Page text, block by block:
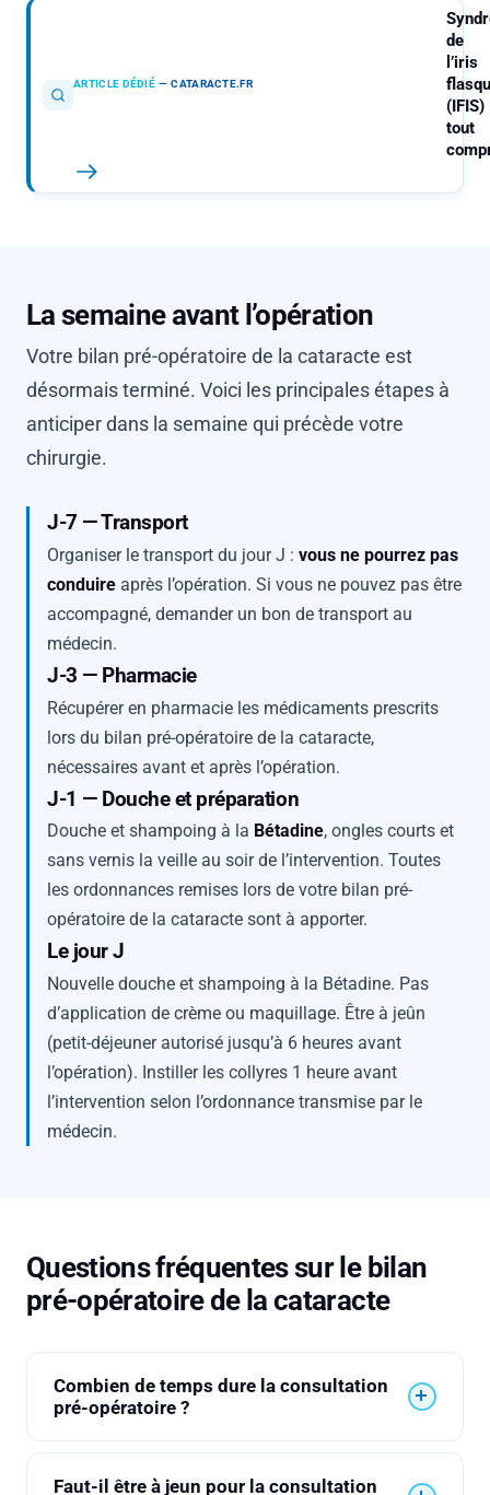
ARTICLE DÉDIÉ — CATARACTE.FR
de
l’iris
(IFIS)
tout
La semaine avant l’opération
Votre bilan pré-opératoire de la cataracte est
désormais terminé. Voici les principales étapes à
anticiper dans la semaine qui précède votre
chirurgie.
J-7 — Transport
Organiser le transport du jour J : vous ne pourrez pas
conduire après l’opération. Si vous ne pouvez pas être
accompagné, demander un bon de transport au
médecin.
J-3 — Pharmacie
Récupérer en pharmacie les médicaments prescrits
lors du bilan pré-opératoire de la cataracte,
nécessaires avant et après l’opération.
J-1 — Douche et préparation
Douche et shampoing à la Bétadine, ongles courts et
sans vernis la veille au soir de l’intervention. Toutes
les ordonnances remises lors de votre bilan pré-
opératoire de la cataracte sont à apporter.
Le jour J
Nouvelle douche et shampoing à la Bétadine. Pas
d’application de crème ou maquillage. Être à jeûn
(petit-déjeuner autorisé jusqu’à 6 heures avant
l’opération). Instiller les collyres 1 heure avant
l’intervention selon l’ordonnance transmise par le
médecin.
Questions fréquentes sur le bilan
pré-opératoire de la cataracte
Combien de temps dure la consultation
pré-opératoire ?
Le bilan pré-opératoire de la cataracte dure entre
Faut-il être à jeun pour la consultation